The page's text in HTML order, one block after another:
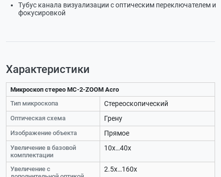
Тубус канала визуализации с оптическим переключателем и
фокусировкой
Характеристики
Микроскоп стерео МС-2-ZOOM Acro
Тип микроскопа
Стереоскопический
Оптическая схема Грену
Изображение объекта Прямое
Увеличение в базовой
комплектации
10х…40х
Увеличение с
2.5х…160х